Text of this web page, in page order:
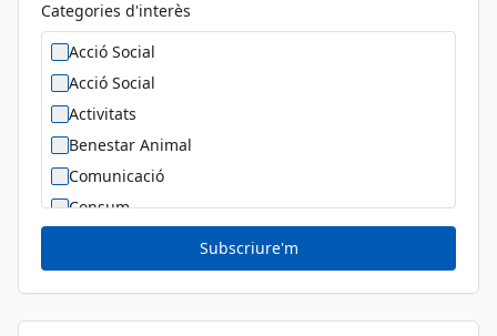
Categories d'interès
Acció Social
Acció Social
Activitats
Benestar Animal
Comunicació
Consum
Diversitat Sexual i de Gènere
Dona
Subscriure'm